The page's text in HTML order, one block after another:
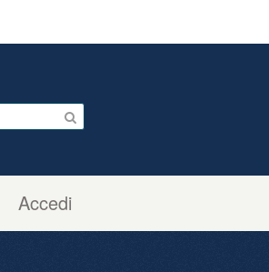
Accedi